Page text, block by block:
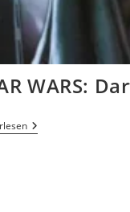
WARS: